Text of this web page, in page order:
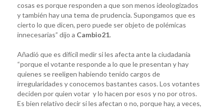
cosas es porque responden a que son menos ideologizados
y también hay una tema de prudencia. Supongamos que es
cierto lo que dicen, pero puede ser objeto de polémicas
innecesarias” dijo a Cambio21.
Añadió que es difícil medir si les afecta ante la ciudadanía
“porque el votante responde a lo que le presentan y hay
quienes se reeligen habiendo tenido cargos de
irregularidades y conocemos bastantes casos. Los votantes
deciden por quien votar y lo hacen por esos y no por otros.
Es bien relativo decir si les afectan o no, porque hay, a veces,